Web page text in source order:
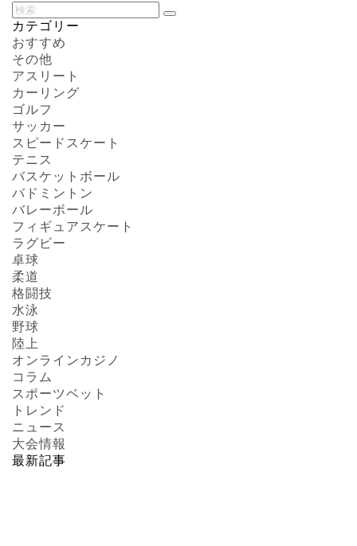
カテゴリー
おすすめ
その他
アスリート
カーリング
ゴルフ
サッカー
スピードスケート
テニス
バスケットボール
バドミントン
バレーボール
フィギュアスケート
ラグビー
卓球
柔道
格闘技
水泳
野球
陸上
オンラインカジノ
コラム
スポーツベット
トレンド
ニュース
大会情報
最新記事